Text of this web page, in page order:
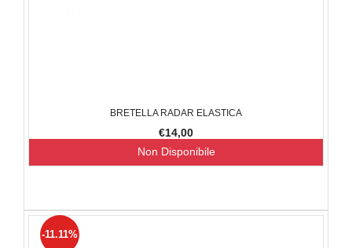
BRETELLA RADAR ELASTICA
€14,00
Non Disponibile
-11.11%